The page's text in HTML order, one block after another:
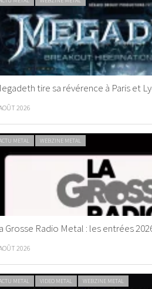
tire sa révérence à Paris et
2026
METAL WEBZINE METAL
Grosse Radio Metal : les entrées
2026
METAL VIDEO METAL WEBZINE METAL